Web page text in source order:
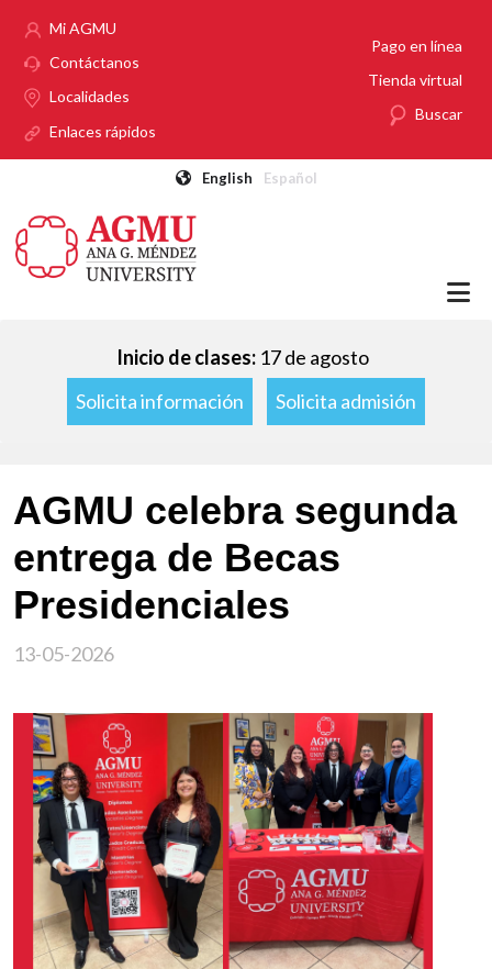
Mi AGMU
Contáctanos
Localidades
Enlaces rápidos
Pago en línea
Tienda virtual
Buscar
English Español
Inicio de clases: 17 de agosto
Solicita información
Solicita admisión
AGMU celebra segunda
entrega de Becas
Presidenciales
13-05-2026
Imagen